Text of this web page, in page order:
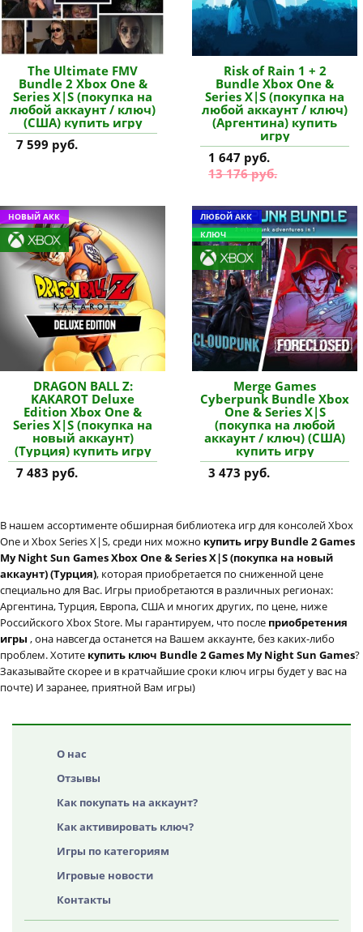
The Ultimate FMV
Bundle 2 Xbox One &
Series X|S (покупка на
любой аккаунт / ключ)
(США) купить игру
7 599 руб.
Risk of Rain 1 + 2
Bundle Xbox One &
Series X|S (покупка на
любой аккаунт / ключ)
(Аргентина) купить
игру
1 647 руб.
13 176 руб.
НОВЫЙ АКК
DRAGON BALL Z:
KAKAROT Deluxe
Edition Xbox One &
Series X|S (покупка на
новый аккаунт)
(Турция) купить игру
7 483 руб.
ЛЮБОЙ АКК
КЛЮЧ
Merge Games
Cyberpunk Bundle Xbox
One & Series X|S
(покупка на любой
аккаунт / ключ) (США)
купить игру
3 473 руб.
В нашем ассортименте обширная библиотека игр для консолей Xbox
One и Xbox Series X|S, среди них можно купить игру Bundle 2 Games
My Night Sun Games Xbox One & Series X|S (покупка на новый
аккаунт) (Турция), которая приобретается по сниженной цене
специально для Вас. Игры приобретаются в различных регионах:
Аргентина, Турция, Европа, США и многих других, по цене, ниже
Российского Xbox Store. Мы гарантируем, что после приобретения
игры , она навсегда останется на Вашем аккаунте, без каких-либо
проблем. Хотите купить ключ Bundle 2 Games My Night Sun Games?
Заказывайте скорее и в кратчайшие сроки ключ игры будет у вас на
почте) И заранее, приятной Вам игры)
О нас
Отзывы
Как покупать на аккаунт?
Как активировать ключ?
Игры по категориям
Игровые новости
Контакты